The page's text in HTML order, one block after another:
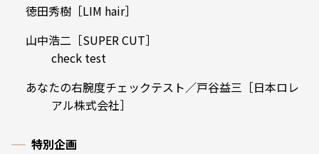
徳田秀樹［LIM hair］
山中浩二［SUPER CUT］
check test
あなたの右腕度チェックテスト／戸谷益三［日本ロレ
アル株式会社］
特別企画